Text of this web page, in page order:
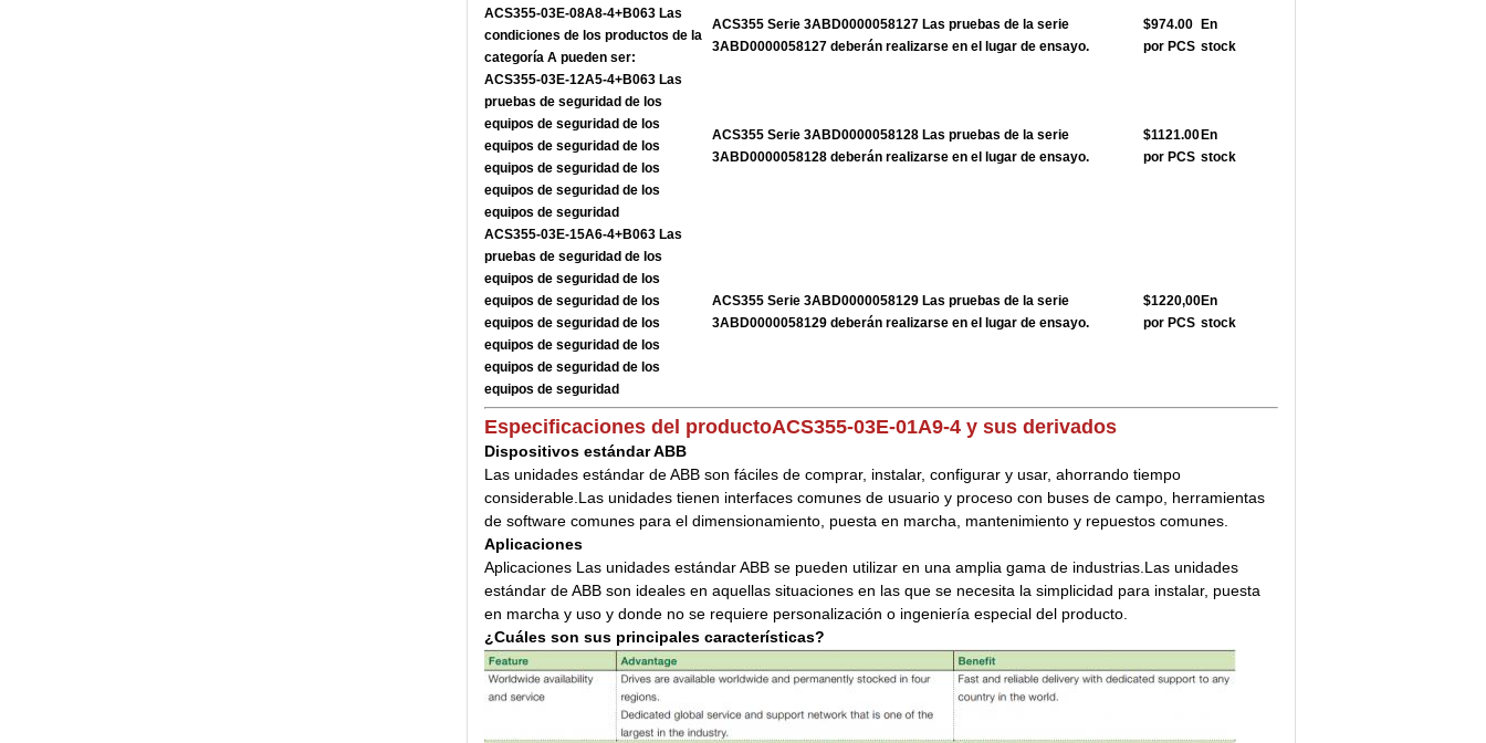
ACS355-03E-08A8-4+B063 Las
condiciones de los productos de la
categoría A pueden ser:
ACS355 Serie 3ABD0000058127 Las pruebas de la serie
3ABD0000058127 deberán realizarse en el lugar de ensayo.
$974.00
por PCS
En
stock
ACS355-03E-12A5-4+B063 Las
pruebas de seguridad de los
equipos de seguridad de los
equipos de seguridad de los
equipos de seguridad de los
equipos de seguridad de los
equipos de seguridad
ACS355 Serie 3ABD0000058128 Las pruebas de la serie
3ABD0000058128 deberán realizarse en el lugar de ensayo.
$1121.00
por PCS
En
stock
ACS355-03E-15A6-4+B063 Las
pruebas de seguridad de los
equipos de seguridad de los
equipos de seguridad de los
equipos de seguridad de los
equipos de seguridad de los
equipos de seguridad de los
equipos de seguridad
ACS355 Serie 3ABD0000058129 Las pruebas de la serie
3ABD0000058129 deberán realizarse en el lugar de ensayo.
$1220,00
por PCS
En
stock
Especificaciones del productoACS355-03E-01A9-4 y sus derivados
Dispositivos estándar ABB
Las unidades estándar de ABB son fáciles de comprar, instalar, configurar y usar, ahorrando tiempo
considerable.Las unidades tienen interfaces comunes de usuario y proceso con buses de campo, herramientas
de software comunes para el dimensionamiento, puesta en marcha, mantenimiento y repuestos comunes.
Aplicaciones
Aplicaciones Las unidades estándar ABB se pueden utilizar en una amplia gama de industrias.Las unidades
estándar de ABB son ideales en aquellas situaciones en las que se necesita la simplicidad para instalar, puesta
en marcha y uso y donde no se requiere personalización o ingeniería especial del producto.
¿Cuáles son sus principales características?